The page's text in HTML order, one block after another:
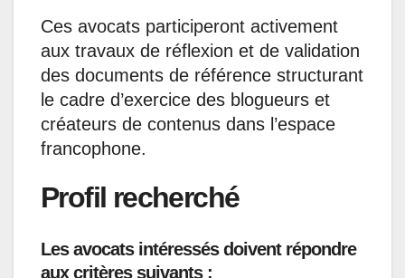
Ces avocats participeront activement
aux travaux de réflexion et de validation
des documents de référence structurant
le cadre d’exercice des blogueurs et
créateurs de contenus dans l’espace
francophone.
Profil recherché
Les avocats intéressés doivent répondre
aux critères suivants :